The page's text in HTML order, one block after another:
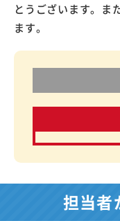
とうございます。ま
ます。
担当者